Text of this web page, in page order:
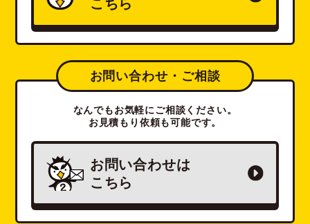
こちら
お問い合わせ・ご相談
なんでもお気軽にご相談ください。
お見積もり依頼も可能です。
お問い合わせは
こちら